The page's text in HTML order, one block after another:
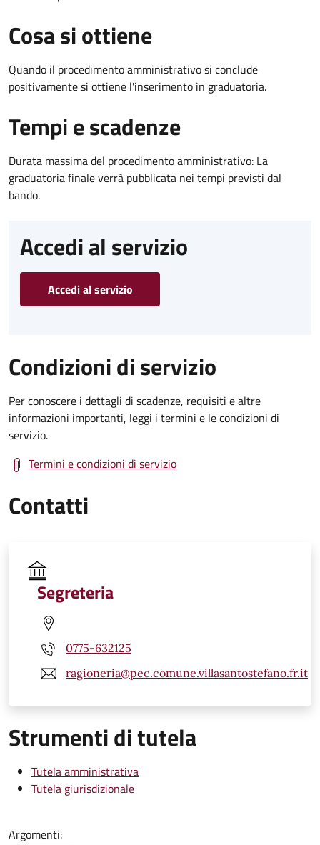
Cosa si ottiene
Quando il procedimento amministrativo si conclude
positivamente si ottiene l'inserimento in graduatoria.
Tempi e scadenze
Durata massima del procedimento amministrativo: La
graduatoria finale verrà pubblicata nei tempi previsti dal
bando.
Accedi al servizio
Accedi al servizio
Condizioni di servizio
Per conoscere i dettagli di scadenze, requisiti e altre
informazioni importanti, leggi i termini e le condizioni di
servizio.
Termini e condizioni di servizio
Contatti
Segreteria
0775-632125
ragioneria@pec.comune.villasantostefano.fr.it
Strumenti di tutela
Tutela amministrativa
Tutela giurisdizionale
Argomenti: